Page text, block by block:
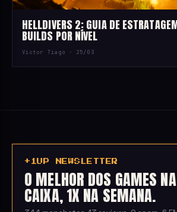
HELLDIVERS 2: GUIA DE
BUILDS POR NÍVEL
Victor Tiago · 25/03
+1UP NEWSLETTER
O MELHOR DOS GAMES
CAIXA, 1X NA SEMANA.